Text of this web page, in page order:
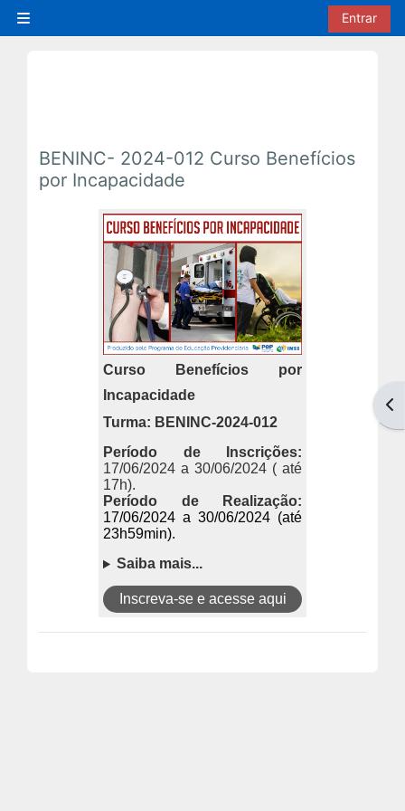
Painel lateral
Entrar
BENINC- 2024-012 Curso Benefícios
por Incapacidade
Curso Benefícios por
Incapacidade
Turma: BENINC-2024-012
Período de Inscrições:
17/06/2024 a 30/06/2024 ( até
17h).
Período de Realização:
17/06/2024 a 30/06/2024 (até
23h59min).
Saiba mais...
Inscreva-se e acesse aqui